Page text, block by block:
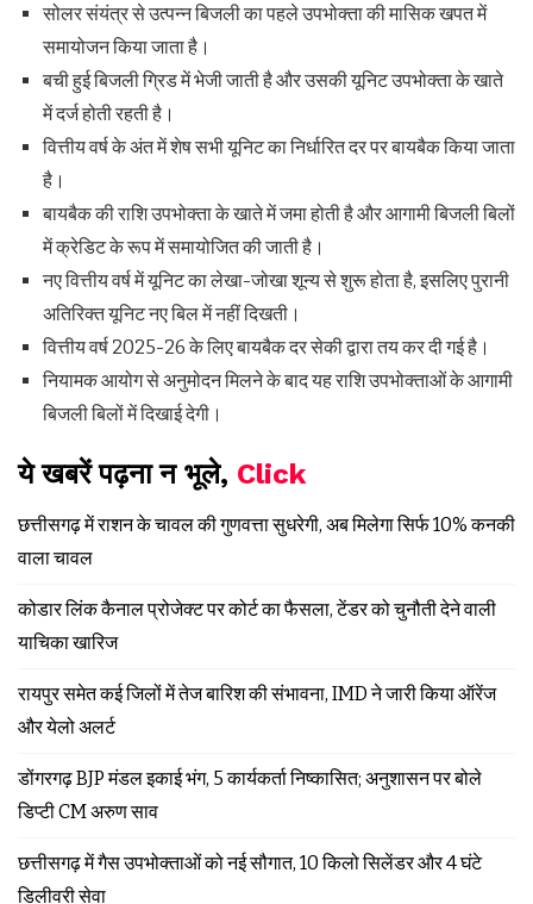
सोलर संयंत्र से उत्पन्न बिजली का पहले उपभोक्ता की मासिक खपत में
समायोजन किया जाता है।
बची हुई बिजली ग्रिड में भेजी जाती है और उसकी यूनिट उपभोक्ता के खाते
में दर्ज होती रहती है।
वित्तीय वर्ष के अंत में शेष सभी यूनिट का निर्धारित दर पर बायबैक किया जाता
है।
बायबैक की राशि उपभोक्ता के खाते में जमा होती है और आगामी बिजली बिलों
में क्रेडिट के रूप में समायोजित की जाती है।
नए वित्तीय वर्ष में यूनिट का लेखा-जोखा शून्य से शुरू होता है, इसलिए पुरानी
अतिरिक्त यूनिट नए बिल में नहीं दिखती।
वित्तीय वर्ष 2025-26 के लिए बायबैक दर सेकी द्वारा तय कर दी गई है।
नियामक आयोग से अनुमोदन मिलने के बाद यह राशि उपभोक्ताओं के आगामी
बिजली बिलों में दिखाई देगी।
ये खबरें पढ़ना न भूले, Click
छत्तीसगढ़ में राशन के चावल की गुणवत्ता सुधरेगी, अब मिलेगा सिर्फ 10% कनकी
वाला चावल
कोडार लिंक कैनाल प्रोजेक्ट पर कोर्ट का फैसला, टेंडर को चुनौती देने वाली
याचिका खारिज
रायपुर समेत कई जिलों में तेज बारिश की संभावना, IMD ने जारी किया ऑरेंज
और येलो अलर्ट
डोंगरगढ़ BJP मंडल इकाई भंग, 5 कार्यकर्ता निष्कासित; अनुशासन पर बोले
डिप्टी CM अरुण साव
छत्तीसगढ़ में गैस उपभोक्ताओं को नई सौगात, 10 किलो सिलेंडर और 4 घंटे
डिलीवरी सेवा